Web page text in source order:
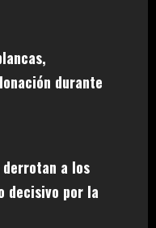
durante
derrotan a los
decisivo por la